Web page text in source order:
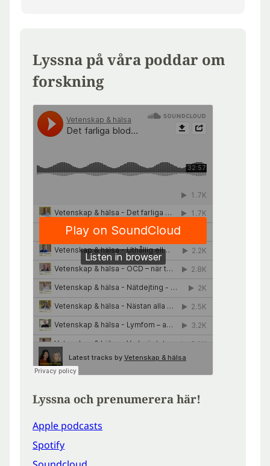
Lyssna på våra poddar om
forskning
Lyssna och prenumerera här!
Apple podcasts
Spotify